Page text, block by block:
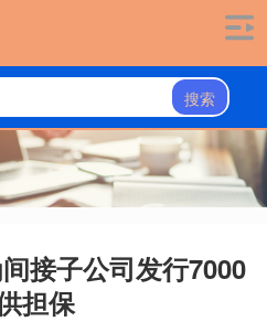
搜索
接子公司发行7000
担保